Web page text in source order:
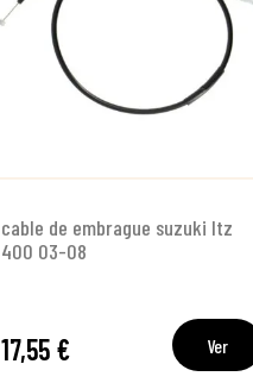
cable de embrague suzuki ltz
400 03-08
17,55 € Ver